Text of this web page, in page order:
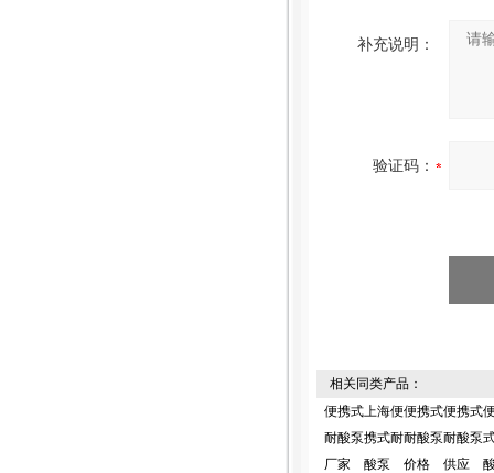
补充说明：
验证码：
相关同类产品：
便携式
耐酸泵
厂家
上海便
携式耐
酸泵
便携式
耐酸泵
价格
便携式
耐酸泵
供应